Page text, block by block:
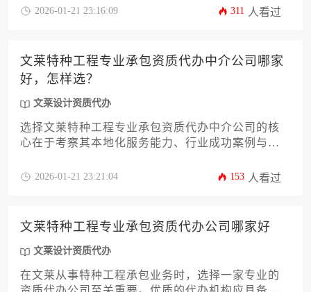
2026-01-21 23:16:09 311 人看过
文莱特种工程专业承包资质代办中介公司哪家
好，怎样选？
文莱设计资质代办
选择文莱特种工程专业承包资质代办中介公司的核
心在于考察其本地化服务能力、行业成功案例与合
员配置及售后服务承诺来筛选优质服务机构。
2026-01-21 23:21:04 153 人看过
文莱特种工程专业承包资质代办公司哪家好
文莱设计资质代办
在文莱从事特种工程承包业务时，选择一家专业的